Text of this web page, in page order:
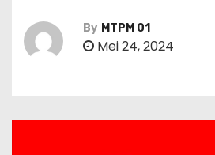
By MTPM 01
Mei 24, 2024